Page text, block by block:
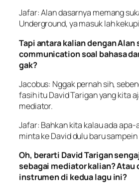
Jafar: Alan dasarnya memang
Underground, ya masuk lah
Tapi antara kalian dengan Alan
communicationsoal bahasa
gak?
Jacobus: Nggak pernah sih,
fasih itu David Tarigan yang kita
mediator.
Jafar: Bahkan kita kalau ada apa-
minta ke David dulu baru
Oh, berarti David Tarigan
sebagai mediator kalian? Atau
instrumen di kedua lagu ini?